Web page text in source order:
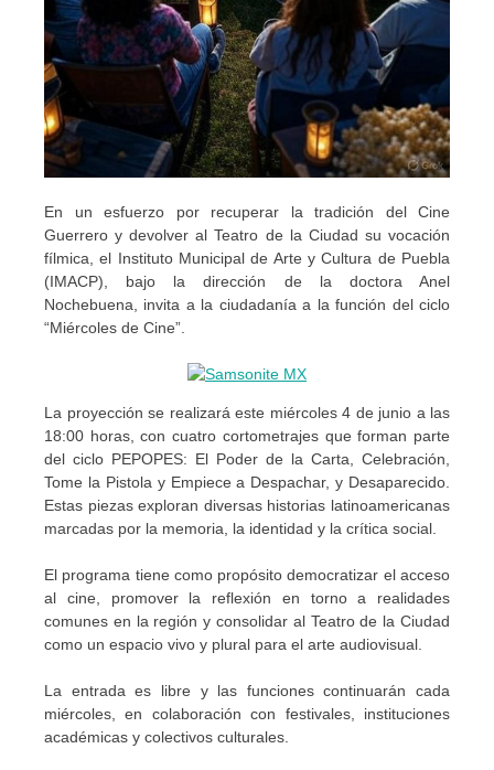
En un esfuerzo por recuperar la tradición del Cine
Guerrero y devolver al Teatro de la Ciudad su vocación
fílmica, el Instituto Municipal de Arte y Cultura de Puebla
(IMACP), bajo la dirección de la doctora Anel
Nochebuena, invita a la ciudadanía a la función del ciclo
“Miércoles de Cine”.
La proyección se realizará este miércoles 4 de junio a las
18:00 horas, con cuatro cortometrajes que forman parte
del ciclo PEPOPES: El Poder de la Carta, Celebración,
Tome la Pistola y Empiece a Despachar, y Desaparecido.
Estas piezas exploran diversas historias latinoamericanas
marcadas por la memoria, la identidad y la crítica social.
El programa tiene como propósito democratizar el acceso
al cine, promover la reflexión en torno a realidades
comunes en la región y consolidar al Teatro de la Ciudad
como un espacio vivo y plural para el arte audiovisual.
La entrada es libre y las funciones continuarán cada
miércoles, en colaboración con festivales, instituciones
académicas y colectivos culturales.